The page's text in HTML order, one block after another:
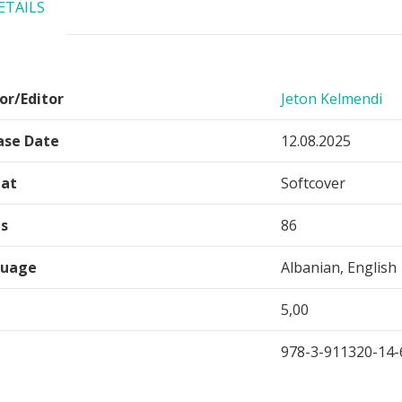
Editor Jeton Kelmendi
Date 12.08.2025
Softcover
86
Albanian, English
5,00
978-3-911320-